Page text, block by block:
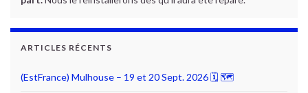
ARTICLES RÉCENTS
(EstFrance) Mulhouse – 19 et 20 Sept. 2026 🗓 🗺